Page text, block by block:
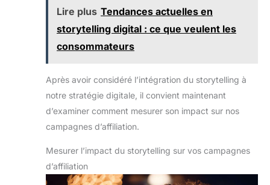
Lire plus Tendances actuelles en
storytelling digital : ce que veulent les
consommateurs
Après avoir considéré l’intégration du storytelling à
notre stratégie digitale, il convient maintenant
d’examiner comment mesurer son impact sur nos
campagnes d’affiliation.
Mesurer l’impact du storytelling sur vos campagnes
d’affiliation